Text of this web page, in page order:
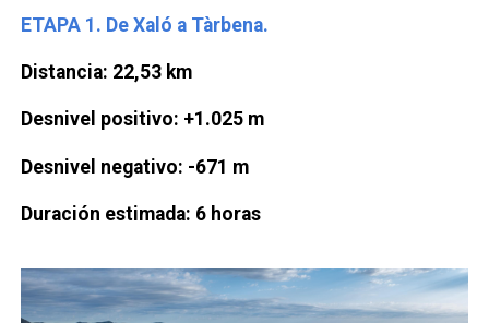
ETAPA 1. De Xaló a Tàrbena.
Distancia: 22,53 km
Desnivel positivo: +1.025 m
Desnivel negativo: -671 m
Duración estimada: 6 horas